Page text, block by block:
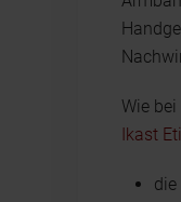
Wie
Ikast